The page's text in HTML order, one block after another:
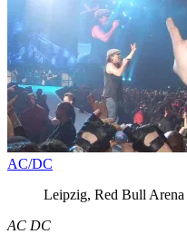
AC/DC
Leipzig, Red Bull Arena
AC DC